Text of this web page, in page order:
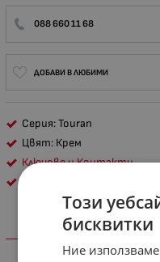
088 660 11 68
ДОБАВИ В ЛЮБИМИ
Серия: Touran
Цвят: Крем
Ключове и Контакти
Този
бисквитки
Ние